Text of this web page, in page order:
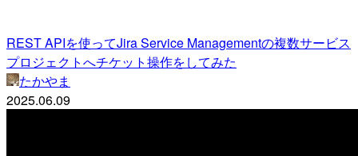
REST APIを使ってJira Service Managementの複数サービス
プロジェクトへチケット操作をしてみた
たかやま
2025.06.09